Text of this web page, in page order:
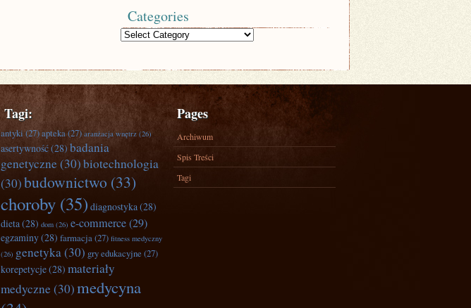
Categories
Categories
Tagi:
antyki(27)apteka(27) aranżacja wnętrz (26)
asertywność(28) badania
genetyczne (30)biotechnologia
(30)budownictwo (33)
choroby (35) diagnostyka(28)
dieta(28) dom (26) e-commerce(29)
egzaminy(28) farmacja(27) fitness medyczny
(26) genetyka(30) gry edukacyjne (27)
korepetycje(28) materiały
medyczne (30)medycyna
Pages
Archiwum
Spis Treści
Tagi